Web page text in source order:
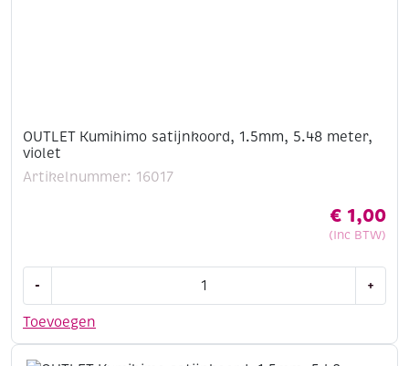
OUTLET Kumihimo satijnkoord, 1.5mm, 5.48 meter,
violet
Artikelnummer: 16017
€ 1,00
(Inc BTW)
Toevoegen
-
satijnkoord,
5.48
+